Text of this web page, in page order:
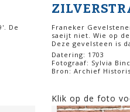
De
Franeker
saeijt niet. Wie op
Deze gevelsteen is
Datering: 1703
Fotograaf: Sylvia
Bron: Archief
Klik op de foto